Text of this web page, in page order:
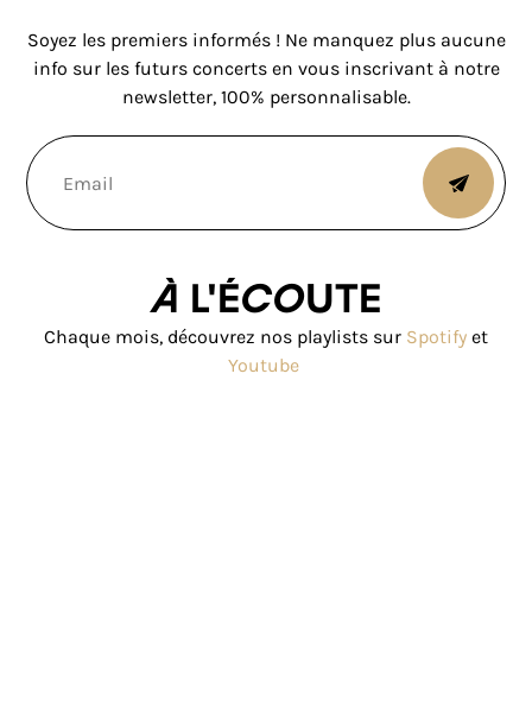
Soyez les premiers informés ! Ne manquez plus aucune
info sur les futurs concerts en vous inscrivant à notre
newsletter, 100% personnalisable.
À l'écoute
Chaque mois, découvrez nos playlists sur Spotify et
Youtube